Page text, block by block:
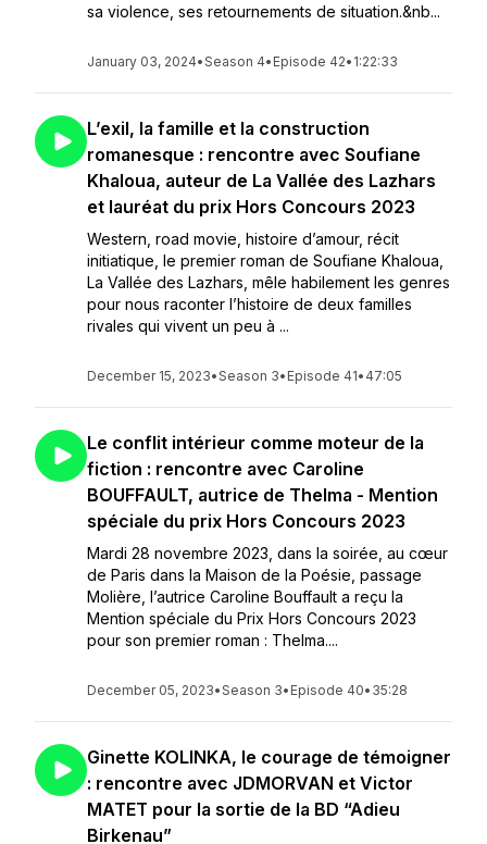
sa violence, ses retournements de situation.&nb...
January 03, 2024•Season 4• Episode 42• 1:22:33
L’exil, la famille et la construction
romanesque : rencontre avec Soufiane
Khaloua, auteur de La Vallée des Lazhars
et lauréat du prix Hors Concours 2023
Western, road movie, histoire d’amour, récit
initiatique, le premier roman de Soufiane Khaloua,
La Vallée des Lazhars, mêle habilement les genres
pour nous raconter l’histoire de deux familles
rivales qui vivent un peu à ...
December 15, 2023•Season 3• Episode 41• 47:05
Le conflit intérieur comme moteur de la
fiction : rencontre avec Caroline
BOUFFAULT, autrice de Thelma - Mention
spéciale du prix Hors Concours 2023
Mardi 28 novembre 2023, dans la soirée, au cœur
de Paris dans la Maison de la Poésie, passage
Molière, l’autrice Caroline Bouffault a reçu la
Mention spéciale du Prix Hors Concours 2023
pour son premier roman : Thelma....
December 05, 2023•Season 3• Episode 40• 35:28
Ginette KOLINKA, le courage de témoigner
: rencontre avec JDMORVAN et Victor
MATET pour la sortie de la BD “Adieu
Birkenau”